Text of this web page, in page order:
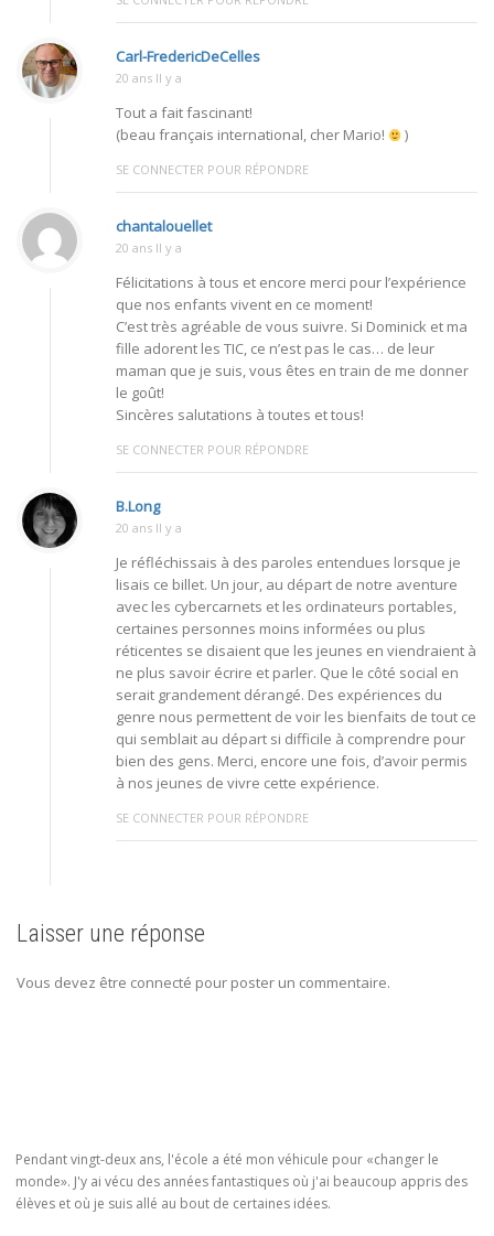
Carl-FredericDeCelles
20 ans Il y a
Tout a fait fascinant!
(beau français international, cher Mario!
)
SE CONNECTER POUR RÉPONDRE
chantalouellet
20 ans Il y a
Félicitations à tous et encore merci pour l’expérience
que nos enfants vivent en ce moment!
C’est très agréable de vous suivre. Si Dominick et ma
fille adorent les TIC, ce n’est pas le cas… de leur
maman que je suis, vous êtes en train de me donner
le goût!
Sincères salutations à toutes et tous!
SE CONNECTER POUR RÉPONDRE
B.Long
20 ans Il y a
Je réfléchissais à des paroles entendues lorsque je
lisais ce billet. Un jour, au départ de notre aventure
avec les cybercarnets et les ordinateurs portables,
certaines personnes moins informées ou plus
réticentes se disaient que les jeunes en viendraient à
ne plus savoir écrire et parler. Que le côté social en
serait grandement dérangé. Des expériences du
genre nous permettent de voir les bienfaits de tout ce
qui semblait au départ si difficile à comprendre pour
bien des gens. Merci, encore une fois, d’avoir permis
à nos jeunes de vivre cette expérience.
SE CONNECTER POUR RÉPONDRE
Laisser une réponse
Vous devez être connecté pour poster un commentaire.
Pendant vingt-deux ans, l'école a été mon véhicule pour «changer le
monde». J'y ai vécu des années fantastiques où j'ai beaucoup appris des
élèves et où je suis allé au bout de certaines idées.